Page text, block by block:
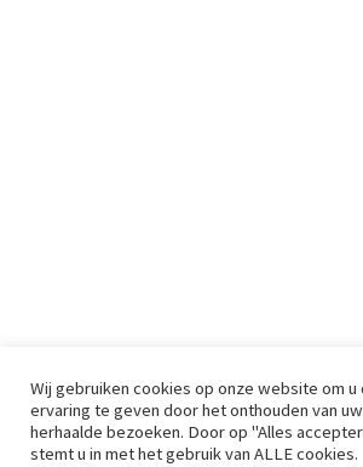
Wij gebruiken cookies op onze website om
ervaring te geven door het onthouden van
herhaalde bezoeken. Door op "Alles
stemt u in met het gebruik van ALLE cookies.